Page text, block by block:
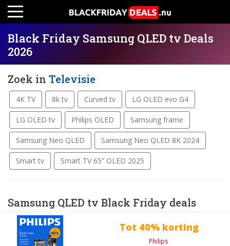
Black Friday Samsung QLED tv Deals
2026
Zoek in Televisie
4K TV 8k tv Curved tv LG OLED evo G4
LG OLED tv Philips OLED Samsung frame
Samsung Neo QLED Samsung Neo QLED 8K 2024
Smart tv Smart TV 65” OLED 2025
Samsung QLED tv Black Friday deals
Tot 40% korting
Philips